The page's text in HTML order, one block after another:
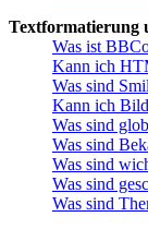
Textformatierung
Was ist
Kann ich
Was sind
Kann ich
Was sind
Was sind
Was sind
Was sind
Was sind